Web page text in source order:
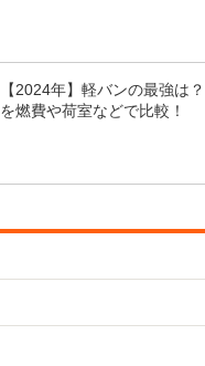
【2024年】軽バンの最強は
を燃費や荷室などで比較！